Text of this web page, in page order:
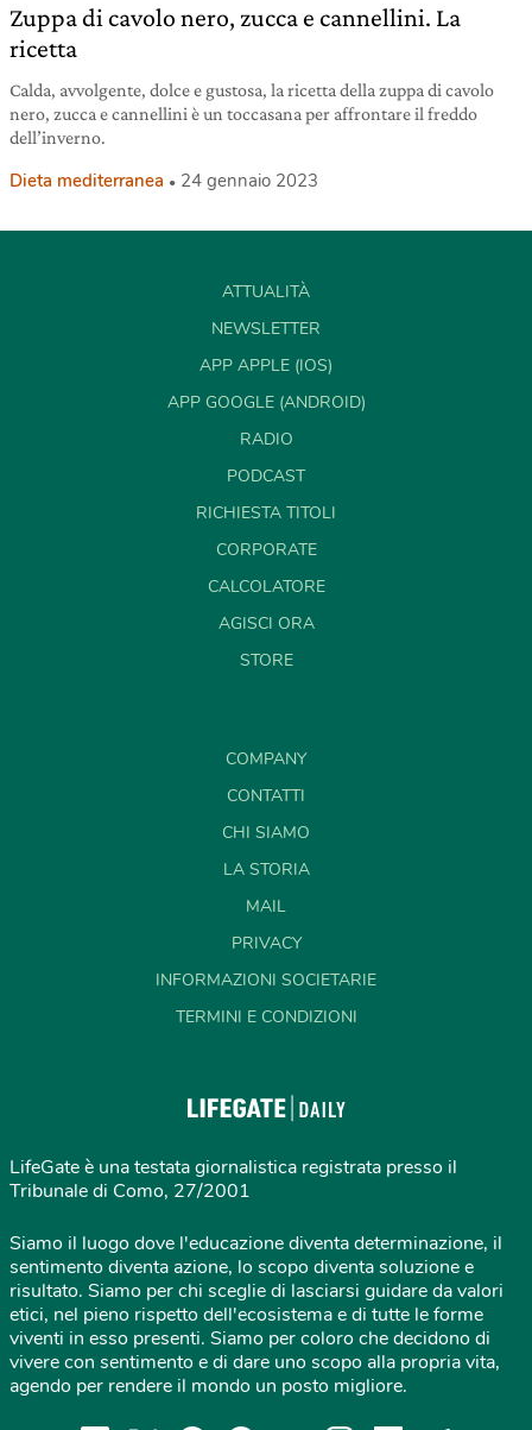
Zuppa di cavolo nero, zucca e cannellini. La
ricetta
Calda, avvolgente, dolce e gustosa, la ricetta della zuppa di cavolo
nero, zucca e cannellini è un toccasana per affrontare il freddo
dell’inverno.
Dieta mediterranea 24 gennaio 2023
ATTUALITÀ
NEWSLETTER
APP APPLE (IOS)
APP GOOGLE (ANDROID)
RADIO
PODCAST
RICHIESTA TITOLI
CORPORATE
CALCOLATORE
AGISCI ORA
STORE
COMPANY
CONTATTI
CHI SIAMO
LA STORIA
MAIL
PRIVACY
INFORMAZIONI SOCIETARIE
TERMINI E CONDIZIONI
LifeGate è una testata giornalistica registrata presso il
Tribunale di Como, 27/2001
Siamo il luogo dove l'educazione diventa determinazione, il
sentimento diventa azione, lo scopo diventa soluzione e
risultato. Siamo per chi sceglie di lasciarsi guidare da valori
etici, nel pieno rispetto dell'ecosistema e di tutte le forme
viventi in esso presenti. Siamo per coloro che decidono di
vivere con sentimento e di dare uno scopo alla propria vita,
agendo per rendere il mondo un posto migliore.